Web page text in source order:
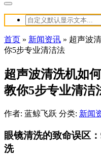
首页 » 新闻资讯 » 超声波
你5步专业清洁法
超声波清洗机如
教你5步专业清洁
作者: 蓝鲸飞跃 分类: 新闻
眼镜清洗的致命误区
洗